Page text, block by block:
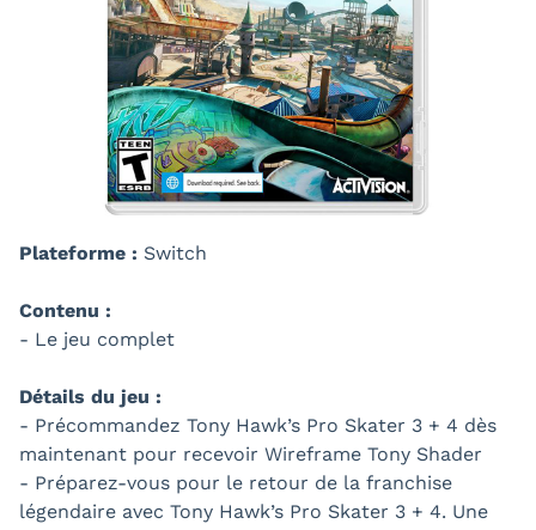
Plateforme : Switch
Contenu :
- Le jeu complet
Détails du jeu :
- Précommandez Tony Hawk’s Pro Skater 3 + 4 dès
maintenant pour recevoir Wireframe Tony Shader
- Préparez-vous pour le retour de la franchise
légendaire avec Tony Hawk’s Pro Skater 3 + 4. Une